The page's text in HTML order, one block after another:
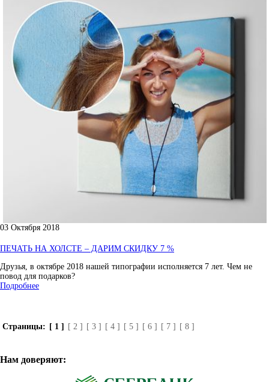
03 Октября 2018
ПЕЧАТЬ НА ХОЛСТЕ – ДАРИМ СКИДКУ 7 %
Друзья, в октябре 2018 нашей типографии исполняется 7 лет. Чем не
повод для подарков?
Подробнее
Страницы: [ 1 ] [ 2 ] [ 3 ] [ 4 ] [ 5 ] [ 6 ] [ 7 ] [ 8 ]
Нам доверяют: